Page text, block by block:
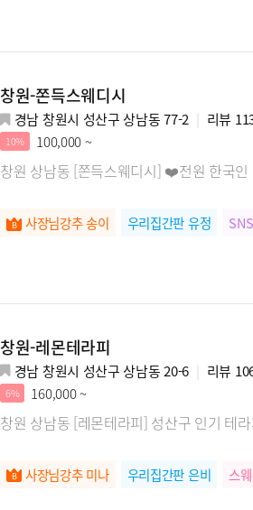
창원-쫀득스웨디시
경남 창원시 성산구 상남동 77-2 리뷰
10% 100,000 ~
창원 상남동 [쫀득스웨디시] ❤️전원 한국
사장님강추 송이 우리집간판 유정
창원-레몬테라피
경남 창원시 성산구 상남동 20-6 리뷰
6% 160,000 ~
창원 상남동 [레몬테라피] 성산구 인기 테
사장님강추 미나 우리집간판 은비 스